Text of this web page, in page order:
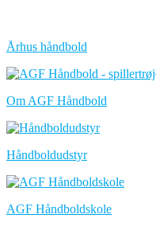
Århus håndbold
Om AGF Håndbold
Håndboldudstyr
AGF Håndboldskole